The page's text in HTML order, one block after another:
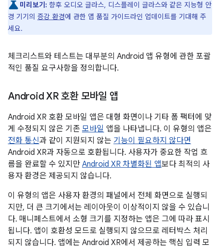
미리보기: 향후 오디오 글라스, 디스플레이 글라스와 같은 지능형 안
경 기기의 증강 환경에 관한 앱 품질 가이드라인 업데이트를 기대해 주
세요.
체크리스트와 테스트는 대부분의 Android 앱 유형에 관한 포괄
적인 품질 요구사항을 정의합니다.
Android XR 호환 모바일 앱
Android XR 호환 모바일 앱은 대형 화면이나 기타 폼 팩터에 맞
게 수정되지 않은 기존 모바일 앱을 나타냅니다. 이 유형의 앱은
전화 통신과 같이 지원되지 않는 기능이 필요하지 않다면
Android XR과 자동으로 호환됩니다. 사용자가 중요한 작업 흐
름을 완료할 수 있지만 Android XR 차별화된 앱보다 최적의 사
용자 환경은 제공되지 않습니다.
이 유형의 앱은 사용자 환경의 패널에서 전체 화면으로 실행되
지만, 더 큰 크기에서는 레이아웃이 이상적이지 않을 수 있습니
다. 매니페스트에서 소형 크기를 지정하는 앱은 그에 따라 표시
됩니다. 앱이 호환성 모드로 실행되지 않으므로 레터박스 처리
되지 않습니다. 앱에는 Android XR에서 제공하는 핵심 입력 모